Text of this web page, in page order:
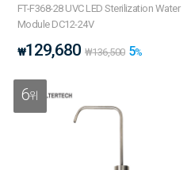
FT-F368-28 UVC LED Sterilization Water
Module DC12-24V
₩129,680 ₩136,500 5%
6위